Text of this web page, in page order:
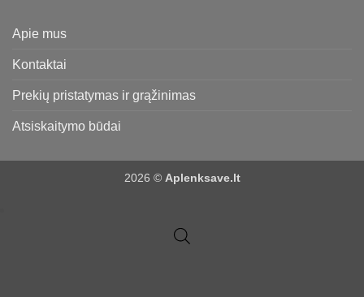
Apie mus
Kontaktai
Prekių pristatymas ir grąžinimas
Atsiskaitymo būdai
2026 © Aplenksave.lt